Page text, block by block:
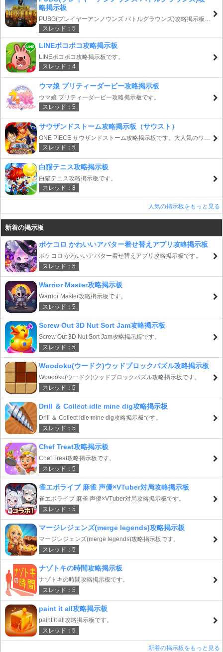
略掲示板
PUBG(プレイヤーアンノウンズ バトルグラウンズ)攻略掲示板で
す。
スレッド：5
LINEポコポコ攻略掲示板
LINEポコポコ攻略掲示板です。
スレッド：4
ウマ娘 プリティーダービー攻略掲示板
ウマ娘 プリティーダービー攻略掲示板です。
スレッド：5
サウザンドストーム攻略掲示板（サウスト）
ONE PIECE サウザンドストーム攻略掲示板です。大人気のワン
ピースのキャラクターが勢揃いのスマホゲームです。
スレッド：5
白猫テニス攻略掲示板
白猫テニス攻略掲示板です。
スレッド：8
人気の掲示板をもっと見る
新着の掲示板
ポケコロ かわいいアバター着せ替えアプリ攻略掲示板
ポケコロ かわいいアバター着せ替えアプリ攻略掲示板です。
スレッド：5
Warrior Master攻略掲示板
Warrior Master攻略掲示板です。
スレッド：5
Screw Out 3D Nut Sort Jam攻略掲示板
Screw Out 3D Nut Sort Jam攻略掲示板です。
スレッド：5
Woodoku(ウードク)ウッドブロックパズル攻略掲示板
Woodoku(ウードク)ウッドブロックパズル攻略掲示板です。
スレッド：5
Drill ＆ Collect idle mine dig攻略掲示板
Drill ＆ Collect idle mine dig攻略掲示板です。
スレッド：5
Chef Treat攻略掲示板
Chef Treat攻略掲示板です。
スレッド：5
雀エボライブ 麻雀 声優×VTuber対局攻略掲示板
雀エボライブ 麻雀 声優×VTuber対局攻略掲示板です。
スレッド：5
マージレジェンズ(merge legends)攻略掲示板
マージレジェンズ(merge legends)攻略掲示板です。
スレッド：5
ナゾトキの時間攻略掲示板
ナゾトキの時間攻略掲示板です。
スレッド：5
paint it all攻略掲示板
paint it all攻略掲示板です。
スレッド：5
新着の掲示板をもっと見る